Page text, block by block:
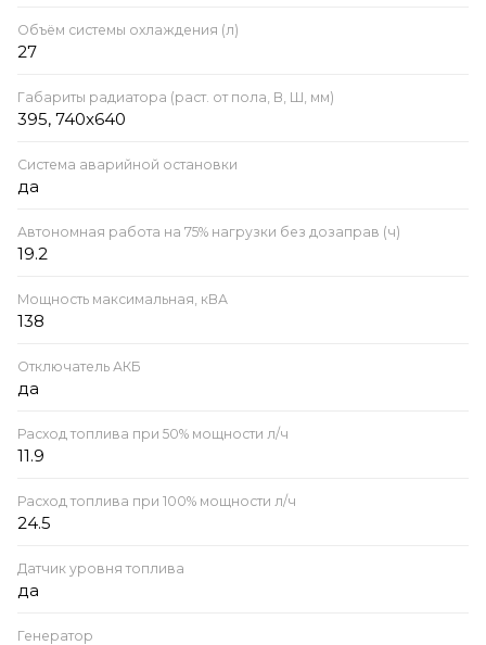
Объём системы охлаждения (л)
27
Габариты радиатора (раст. от пола, В, Ш, мм)
395, 740x640
Система аварийной остановки
да
Автономная работа на 75% нагрузки без дозаправ (ч)
19.2
Мощность максимальная, кВА
138
Отключатель АКБ
да
Расход топлива при 50% мощности л/ч
11.9
Расход топлива при 100% мощности л/ч
24.5
Датчик уровня топлива
да
Генератор